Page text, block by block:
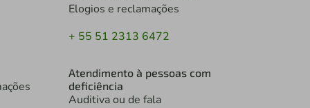
Elogios e reclamações
+ 55 51 2313 6472
Atendimento à pessoas com
deficiência
Auditiva ou de fala